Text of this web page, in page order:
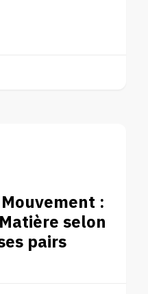
:
selon
pairs